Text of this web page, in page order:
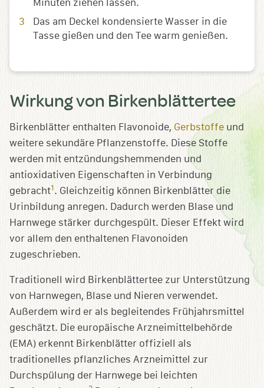
Minuten ziehen lassen.
Das am Deckel kondensierte Wasser in die
Tasse gießen und den Tee warm genießen.
Wirkung von Birkenblättertee
Birkenblätter enthalten Flavonoide, Gerbstoffe und
weitere sekundäre Pflanzenstoffe. Diese Stoffe
werden mit entzündungshemmenden und
antioxidativen Eigenschaften in Verbindung
gebracht1 . Gleichzeitig können Birkenblätter die
Urinbildung anregen. Dadurch werden Blase und
Harnwege stärker durchgespült. Dieser Effekt wird
vor allem den enthaltenen Flavonoiden
zugeschrieben.
Traditionell wird Birkenblättertee zur Unterstützung
von Harnwegen, Blase und Nieren verwendet.
Außerdem wird er als begleitendes Frühjahrsmittel
geschätzt. Die europäische Arzneimittelbehörde
(EMA) erkennt Birkenblätter offiziell als
traditionelles pflanzliches Arzneimittel zur
Durchspülung der Harnwege bei leichten